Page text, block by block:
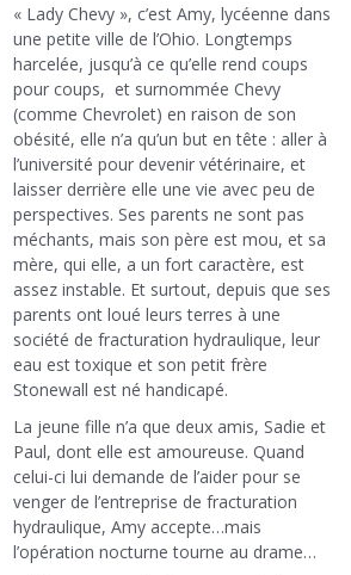
« Lady Chevy », c’est Amy, lycéenne dans
une petite ville de l’Ohio. Longtemps
harcelée, jusqu’à ce qu’elle rend coups
pour coups, et surnommée Chevy
(comme Chevrolet) en raison de son
obésité, elle n’a qu’un but en tête : aller à
l’université pour devenir vétérinaire, et
laisser derrière elle une vie avec peu de
perspectives. Ses parents ne sont pas
méchants, mais son père est mou, et sa
mère, qui elle, a un fort caractère, est
assez instable. Et surtout, depuis que ses
parents ont loué leurs terres à une
société de fracturation hydraulique, leur
eau est toxique et son petit frère
Stonewall est né handicapé.
La jeune fille n’a que deux amis, Sadie et
Paul, dont elle est amoureuse. Quand
celui-ci lui demande de l’aider pour se
venger de l’entreprise de fracturation
hydraulique, Amy accepte…mais
l’opération nocturne tourne au drame…